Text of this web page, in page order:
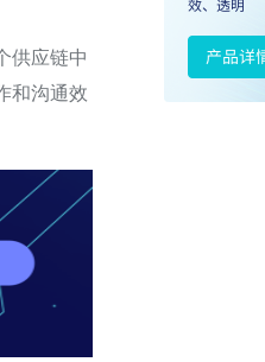
供应链中
和沟通效